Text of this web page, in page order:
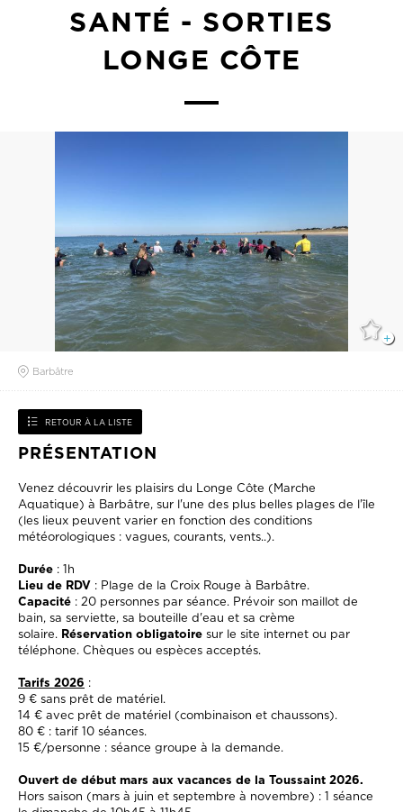
SANTÉ - SORTIES
LONGE CÔTE
Barbâtre
RETOUR À LA LISTE
PRÉSENTATION
Venez découvrir les plaisirs du Longe Côte (Marche
Aquatique) à Barbâtre, sur l'une des plus belles plages de l'île
(les lieux peuvent varier en fonction des conditions
météorologiques : vagues, courants, vents..).
Durée : 1h
Lieu de RDV : Plage de la Croix Rouge à Barbâtre.
Capacité : 20 personnes par séance. Prévoir son maillot de
bain, sa serviette, sa bouteille d'eau et sa crème
solaire. Réservation obligatoire sur le site internet ou par
téléphone. Chèques ou espèces acceptés.
Tarifs 2026 :
9 € sans prêt de matériel.
14 € avec prêt de matériel (combinaison et chaussons).
80 € : tarif 10 séances.
15 €/personne : séance groupe à la demande.
Ouvert de début mars aux vacances de la Toussaint 2026.
Hors saison (mars à juin et septembre à novembre) : 1 séance